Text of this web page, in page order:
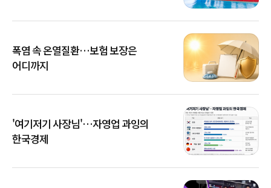
폭염 속 온열질환…보험 보장은
어디까지
'여기저기 사장님'…자영업 과잉의
한국경제